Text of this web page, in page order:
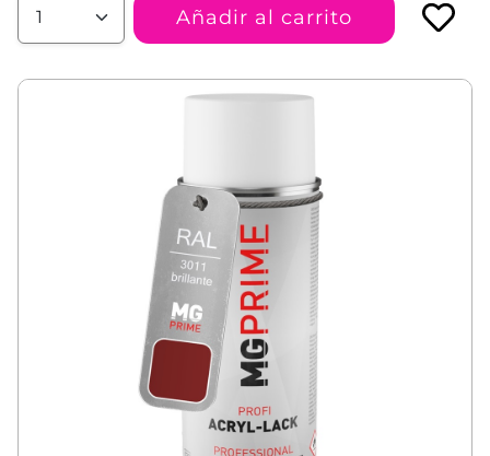
Añadir al carrito